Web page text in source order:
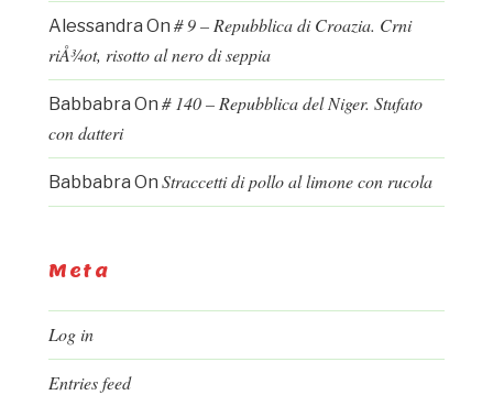
Alessandra On # 9 – Repubblica di Croazia. Crni
riÅ¾ot, risotto al nero di seppia
Babbabra On # 140 – Repubblica del Niger. Stufato
con datteri
Babbabra On Straccetti di pollo al limone con rucola
Meta
Log in
Entries feed